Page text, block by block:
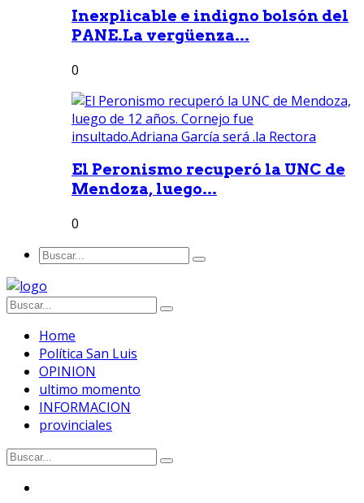
Inexplicable e indigno bolsón del
PANE.La vergüenza...
0
El Peronismo recuperó la UNC de
Mendoza, luego...
0
Home
Política San Luis
OPINION
ultimo momento
INFORMACION
provinciales